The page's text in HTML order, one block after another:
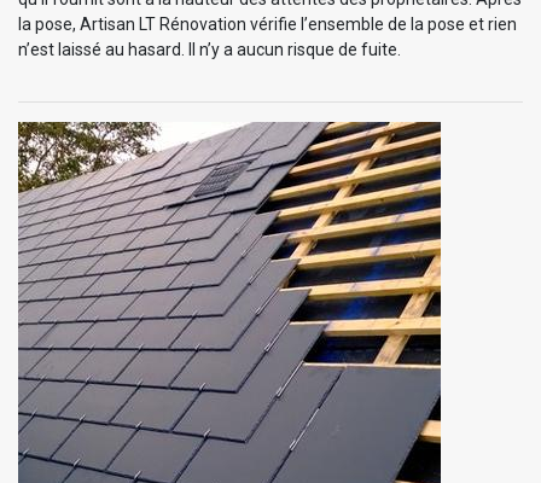
la pose, Artisan LT Rénovation vérifie l’ensemble de la pose et rien
n’est laissé au hasard. Il n’y a aucun risque de fuite.